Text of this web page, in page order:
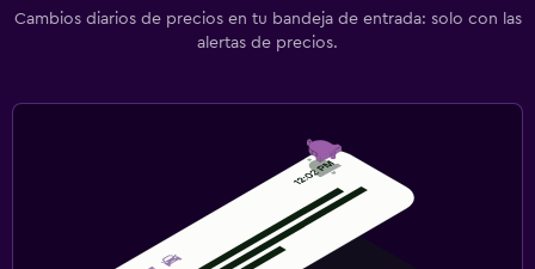
Gimnasio
Cambios diarios de precios en tu bandeja de entrada: solo con las
alertas de precios.